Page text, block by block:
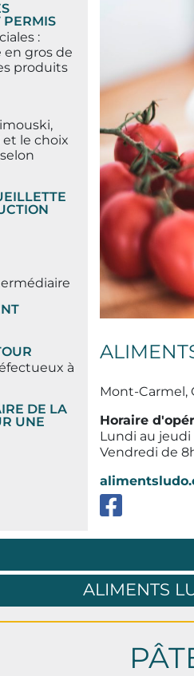
PERMIS
:
gros de
produits
et le choix
à
DE LA
UNE
Mont-Carmel,
Horaire
Lundi au jeudi
Vendredi de
ALIMENTS